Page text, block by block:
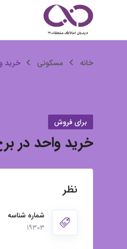
محتوا
خرید
در
برج
ترنج
کوهک
چهارراه
خانه مسکونی خرید
برای فروش
خرید واحد در
نظر
شماره شناسه
۱۹۳۰۳